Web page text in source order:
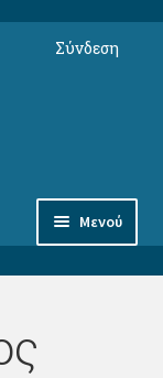
Μενού
Σύνδεση